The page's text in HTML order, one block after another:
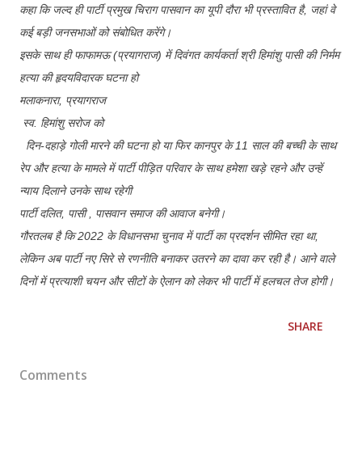
कहा कि जल्द ही पार्टी प्रमुख चिराग पासवान का यूपी दौरा भी प्रस्तावित है, जहां वे
कई बड़ी जनसभाओं को संबोधित करेंगे।
इसके साथ ही फाफामऊ (प्रयागराज) में दिवंगत कार्यकर्ता श्री हिमांशु पासी की निर्मम
हत्या की हृदयविदारक घटना हो
मलाकनारा, प्रयागराज
स्व. हिमांशु सरोज को
दिन-दहाड़े गोली मारने की घटना हो या फिर कानपुर के 11 साल की बच्ची के साथ
रेप और हत्या के मामले में पार्टी पीड़ित परिवार के साथ हमेशा खड़े रहने और उन्हें
न्याय दिलाने उनके साथ रहेगी
पार्टी दलित, पासी , पासवान समाज की आवाज बनेगी।
गौरतलब है कि 2022 के विधानसभा चुनाव में पार्टी का प्रदर्शन सीमित रहा था,
लेकिन अब पार्टी नए सिरे से रणनीति बनाकर उतरने का दावा कर रही है। आने वाले
दिनों में प्रत्याशी चयन और सीटों के ऐलान को लेकर भी पार्टी में हलचल तेज होगी।
SHARE
Comments